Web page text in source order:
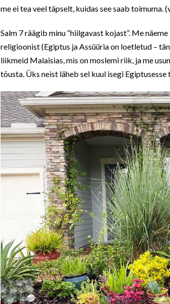
me ei tea veel täpselt, kuidas see saab toimuma.
Salm 7 räägib minu “hiilgavast kojast”. Me
religioonist (Egiptus ja Assüüria on loetletud –
liikmeid Malaisias, mis on moslemi riik, ja me
tõusta. Üks neist läheb sel kuul isegi